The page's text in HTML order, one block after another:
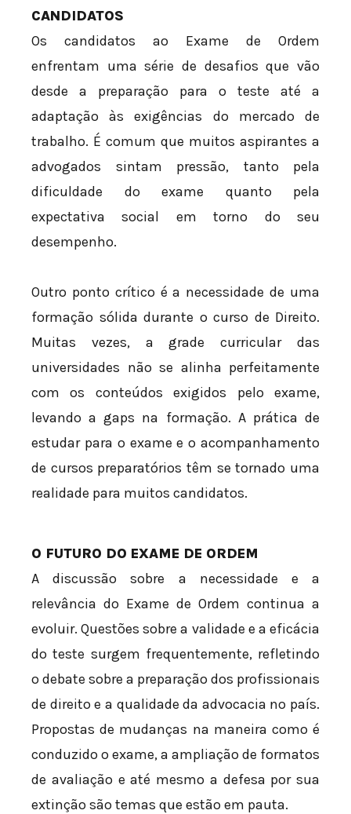
CANDIDATOS
Os candidatos ao Exame de Ordem
enfrentam uma série de desafios que vão
desde a preparação para o teste até a
adaptação às exigências do mercado de
trabalho. É comum que muitos aspirantes a
advogados sintam pressão, tanto pela
dificuldade do exame quanto pela
expectativa social em torno do seu
desempenho.
Outro ponto crítico é a necessidade de uma
formação sólida durante o curso de Direito.
Muitas vezes, a grade curricular das
universidades não se alinha perfeitamente
com os conteúdos exigidos pelo exame,
levando a gaps na formação. A prática de
estudar para o exame e o acompanhamento
de cursos preparatórios têm se tornado uma
realidade para muitos candidatos.
O FUTURO DO EXAME DE ORDEM
A discussão sobre a necessidade e a
relevância do Exame de Ordem continua a
evoluir. Questões sobre a validade e a eficácia
do teste surgem frequentemente, refletindo
o debate sobre a preparação dos profissionais
de direito e a qualidade da advocacia no país.
Propostas de mudanças na maneira como é
conduzido o exame, a ampliação de formatos
de avaliação e até mesmo a defesa por sua
extinção são temas que estão em pauta.